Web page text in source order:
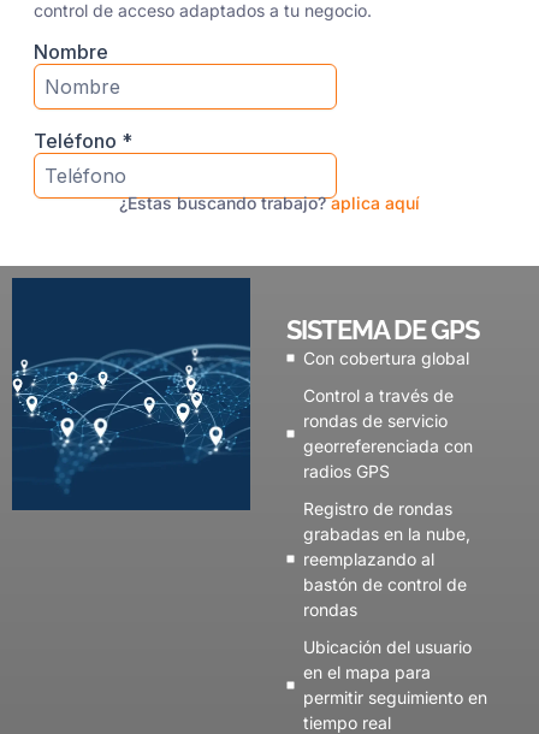
control de acceso adaptados a tu negocio.
¿Estas buscando trabajo?aplica aquí
SISTEMA DE GPS
Con cobertura global
Control a través de
rondas de servicio
georreferenciada con
radios GPS
Registro de rondas
grabadas en la nube,
reemplazando al
bastón de control de
rondas
Ubicación del usuario
en el mapa para
permitir seguimiento en
tiempo real